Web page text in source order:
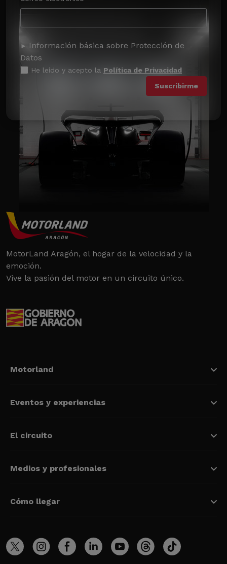
Información básica sobre Protección de
Datos
He leído y acepto la Política de Privacidad
MotorLand Aragón, el hogar de la velocidad y la
emoción.
Vive la pasión del motor en un circuito único.
Motorland
Eventos y experiencias
El circuito
Medios y profesionales
Cómo llegar